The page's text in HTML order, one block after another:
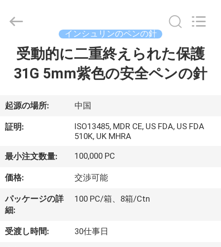
ロ
ダ
VR
シ
ョ
2025
Rights
Reserved.
インシュリンのペンの針
受動的に二重終えられた保護
31G 5mm紫色の安全ペンの針
起源の場所: 中国
証明:
ISO13485, MDR CE, US FDA, US FDA
510K, UK MHRA
最小注文数量: 100,000 PC
価格: 交渉可能
パッケージの詳
細:
100 PC/箱、8箱/Ctn
受渡し時間: 30仕事日